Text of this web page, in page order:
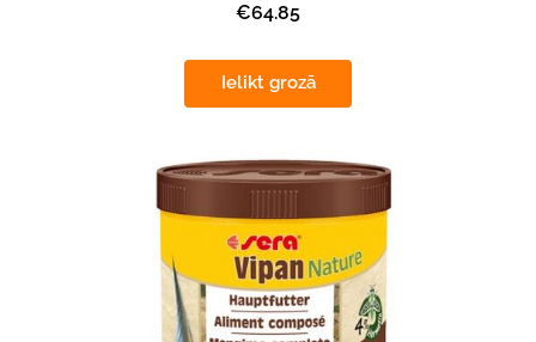
€64.85
Ielikt grozā